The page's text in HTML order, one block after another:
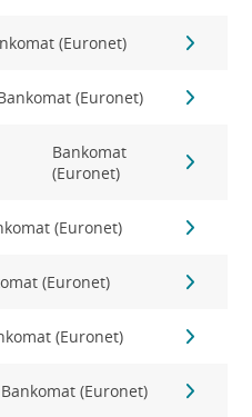
(Euronet)
(Euronet)
Bankomat
(Euronet)
(Euronet)
(Euronet)
(Euronet)
Bankomat (Euronet)